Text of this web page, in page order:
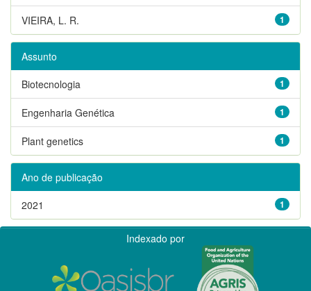
1
VIEIRA, L. R.
Assunto
1
Biotecnologia
1
Engenharia Genética
1
Plant genetics
Ano de publicação
1
2021
Indexado por